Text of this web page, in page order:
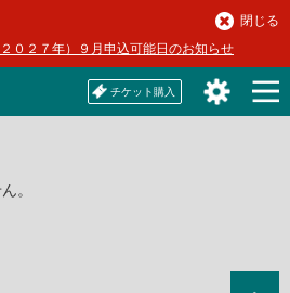
０２７年）９月申込可能日のお知らせ
閉じる
チケット購入
。